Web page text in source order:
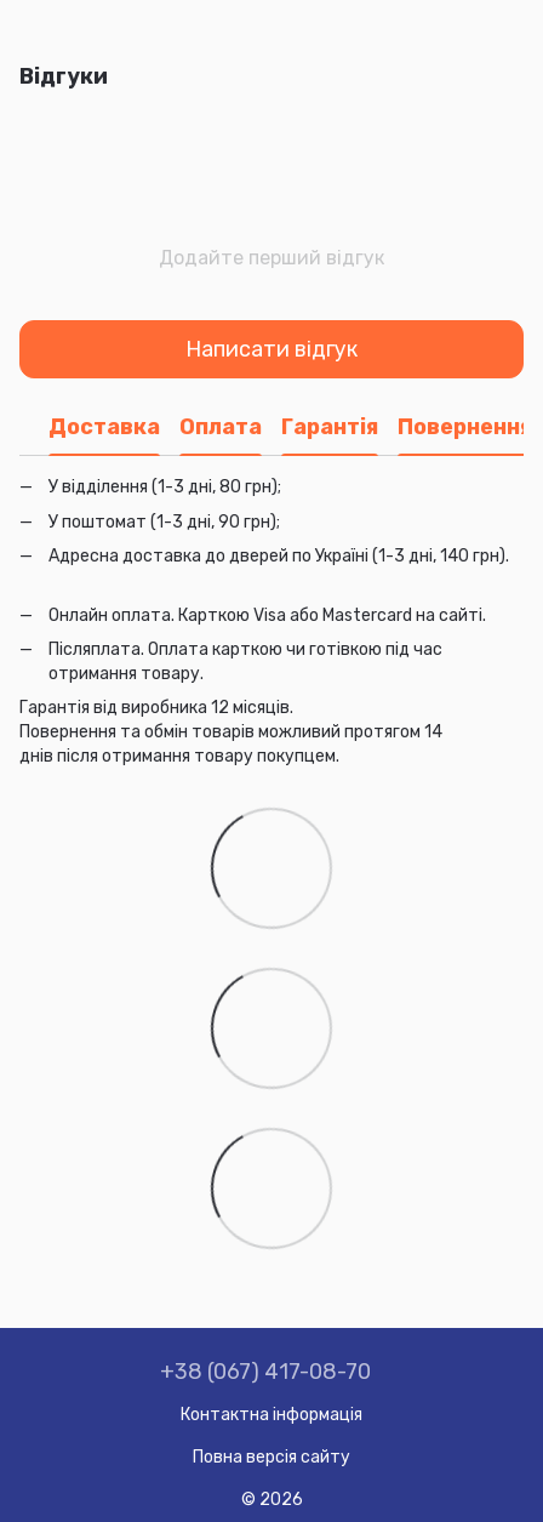
Відгуки
Додайте перший відгук
Написати відгук
Доставка Оплата Гарантія Повернення
У відділення (1-3 дні, 80 грн);
У поштомат (1-3 дні, 90 грн);
Адресна доставка до дверей по Україні (1-3 дні, 140 грн).
Онлайн оплата. Карткою Visa або Mastercard на сайті.
Післяплата. Оплата карткою чи готівкою під час
отримання товару.
Гарантія від виробника 12 місяців.
Повернення та обмін товарів можливий протягом 14
днів після отримання товару покупцем.
+38 (067) 417-08-70
Контактна інформація
Повна версія сайту
© 2026